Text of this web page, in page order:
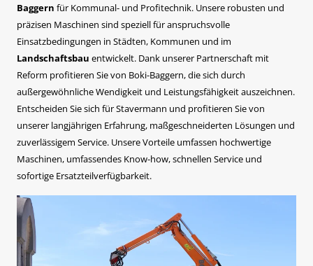
Baggern für Kommunal- und Profitechnik. Unsere robusten und
präzisen Maschinen sind speziell für anspruchsvolle
Einsatzbedingungen in Städten, Kommunen und im
Landschaftsbau entwickelt. Dank unserer Partnerschaft mit
Reform profitieren Sie von Boki-Baggern, die sich durch
außergewöhnliche Wendigkeit und Leistungsfähigkeit auszeichnen.
Entscheiden Sie sich für Stavermann und profitieren Sie von
unserer langjährigen Erfahrung, maßgeschneiderten Lösungen und
zuverlässigem Service. Unsere Vorteile umfassen hochwertige
Maschinen, umfassendes Know-how, schnellen Service und
sofortige Ersatzteilverfügbarkeit.